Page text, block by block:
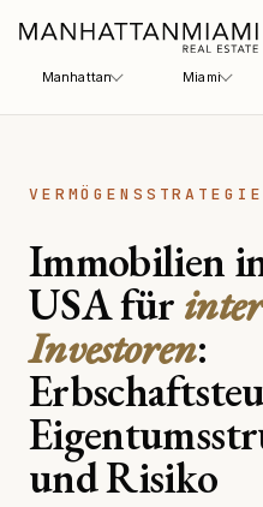
Manhattan Miami
Immobilien
USA für
Investoren:
und Risiko